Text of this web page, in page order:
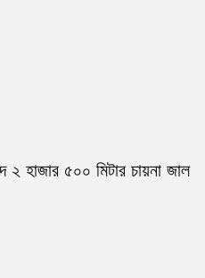
২ হাজার ৫০০ মিটার চায়না জাল